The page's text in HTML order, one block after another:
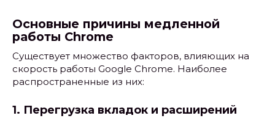
Основные причины медленной
работы Chrome
Существует множество факторов, влияющих на
скорость работы Google Chrome. Наиболее
распространенные из них:
1. Перегрузка вкладок и расширений